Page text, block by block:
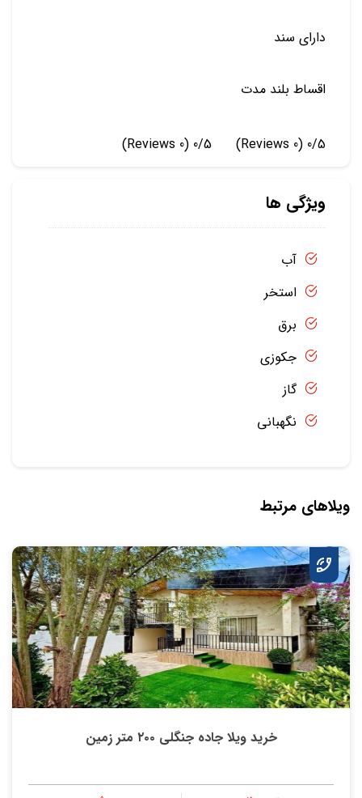
دارای سند
اقساط بلند مدت
0/5
(0 Reviews)
0/5
(0 Reviews)
ویژگی ها
آب
استخر
برق
جکوزی
گاز
نگهبانی
ویلاهای مرتبط
خرید ویلا جاده جنگلی ۲۰۰ متر زمین